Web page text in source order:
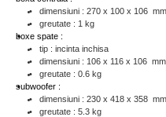
dimensiuni : 270 x 100 x 106
greutate : 1 kg
boxe spate :
tip : incinta inchisa
dimensiuni : 106 x 116 x 106
greutate : 0.6 kg
subwoofer :
dimensiuni : 230 x 418 x 358
greutate : 5.3 kg